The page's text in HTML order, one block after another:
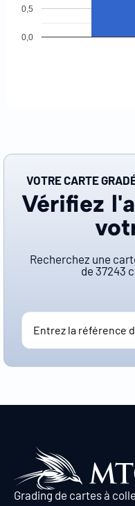
0,0
0,5
VOTRE CARTE
Vérifiez
Recherchez une
de 37243
Grading de cartes à